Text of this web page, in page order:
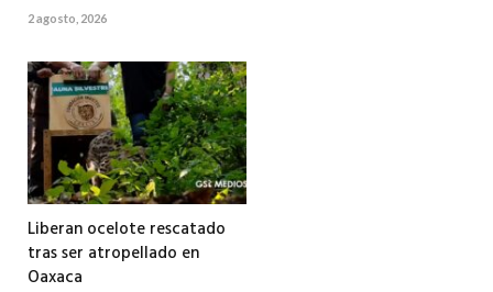
2 agosto, 2026
Liberan ocelote rescatado
tras ser atropellado en
Oaxaca